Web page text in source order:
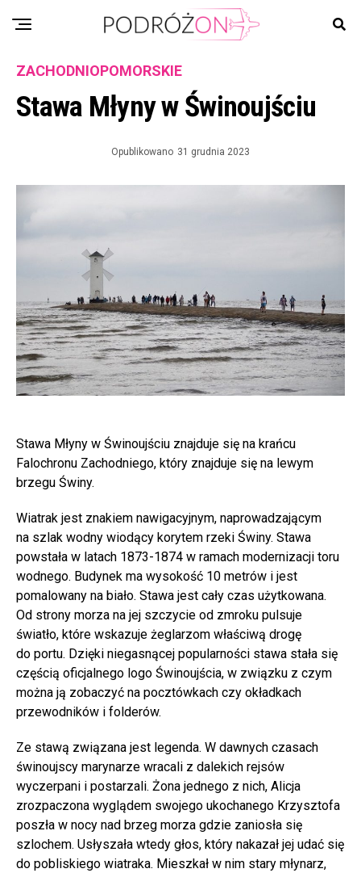
ZACHODNIOPOMORSKIE
Stawa Młyny w Świnoujściu
Opublikowano 31 grudnia 2023
Stawa Młyny w Świnoujściu znajduje się na krańcu
Falochronu Zachodniego, który znajduje się na lewym
brzegu Świny.
Wiatrak jest znakiem nawigacyjnym, naprowadzającym
na szlak wodny wiodący korytem rzeki Świny. Stawa
powstała w latach 1873-1874 w ramach modernizacji toru
wodnego. Budynek ma wysokość 10 metrów i jest
pomalowany na biało. Stawa jest cały czas użytkowana.
Od strony morza na jej szczycie od zmroku pulsuje
światło, które wskazuje żeglarzom właściwą drogę
do portu. Dzięki niegasnącej popularności stawa stała się
częścią oficjalnego logo Świnoujścia, w związku z czym
można ją zobaczyć na pocztówkach czy okładkach
przewodników i folderów.
Ze stawą związana jest legenda. W dawnych czasach
świnoujscy marynarze wracali z dalekich rejsów
wyczerpani i postarzali. Żona jednego z nich, Alicja
zrozpaczona wyglądem swojego ukochanego Krzysztofa
poszła w nocy nad brzeg morza gdzie zaniosła się
szlochem. Usłyszała wtedy głos, który nakazał jej udać się
do pobliskiego wiatraka. Mieszkał w nim stary młynarz,